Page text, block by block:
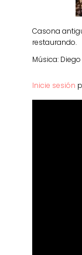
Casona
restaurando.
Música:
Inicie sesión